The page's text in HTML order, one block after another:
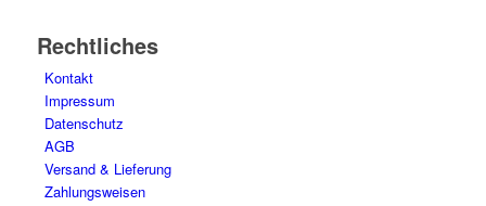
Rechtliches
Kontakt
Impressum
Datenschutz
AGB
Versand & Lieferung
Zahlungsweisen